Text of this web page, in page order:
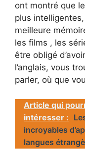
ont montré que
plus
meilleure
les films , les
être obligé
l’anglais, vous
parler, où que
Article qui
intéresser :
incroyables
langues